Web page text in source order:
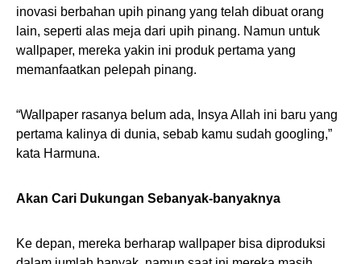
inovasi berbahan upih pinang yang telah dibuat orang
lain, seperti alas meja dari upih pinang. Namun untuk
wallpaper, mereka yakin ini produk pertama yang
memanfaatkan pelepah pinang.
“Wallpaper rasanya belum ada, Insya Allah ini baru yang
pertama kalinya di dunia, sebab kamu sudah googling,”
kata Harmuna.
Akan Cari Dukungan Sebanyak-banyaknya
Ke depan, mereka berharap wallpaper bisa diproduksi